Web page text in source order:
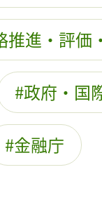
推進・評価
政府・国
金融庁